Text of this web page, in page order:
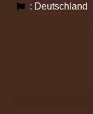
: Deutschland